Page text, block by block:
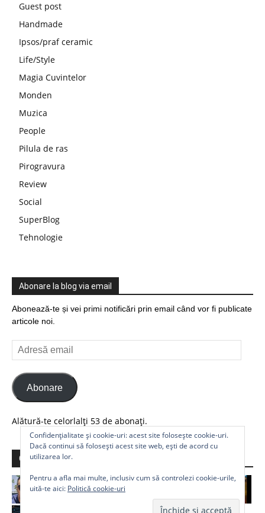
Guest post
Handmade
Ipsos/praf ceramic
Life/Style
Magia Cuvintelor
Monden
Muzica
People
Pilula de ras
Pirogravura
Review
Social
SuperBlog
Tehnologie
Abonare la blog via email
Abonează-te și vei primi notificări prin email când vor fi publicate
articole noi.
Adresă
email
Abonare
Alătură-te celorlalți 53 de abonați.
Comunitate
Confidențialitate și cookie-uri: acest site folosește cookie-uri.
Dacă continui să folosești acest site web, ești de acord cu
utilizarea lor.
Pentru a afla mai multe, inclusiv cum să controlezi cookie-urile,
uită-te aici: Politică cookie-uri